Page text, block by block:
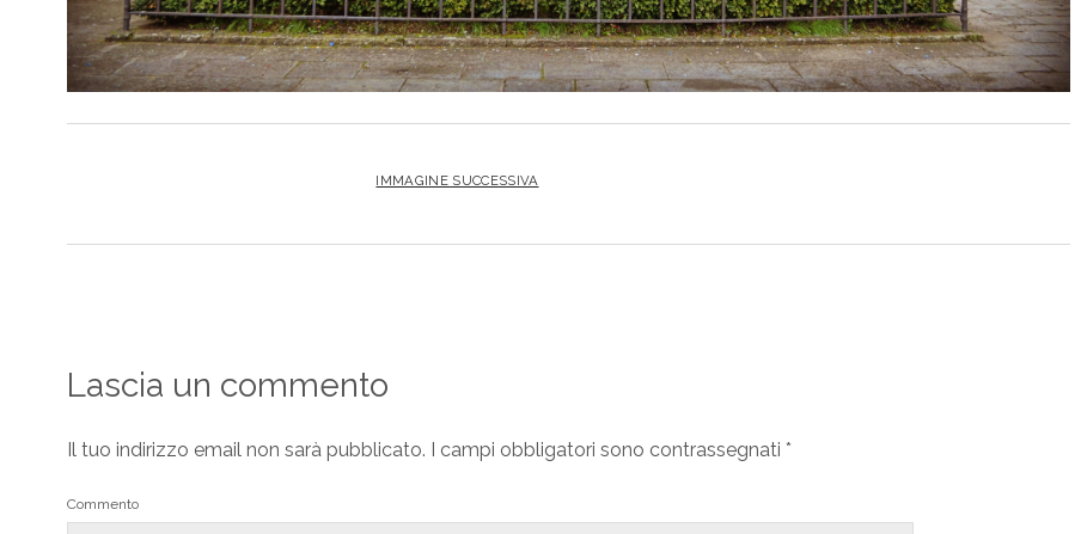
IMMAGINE SUCCESSIVA
Lascia un commento
Il tuo indirizzo email non sarà pubblicato. I campi obbligatori sono contrassegnati *
Commento